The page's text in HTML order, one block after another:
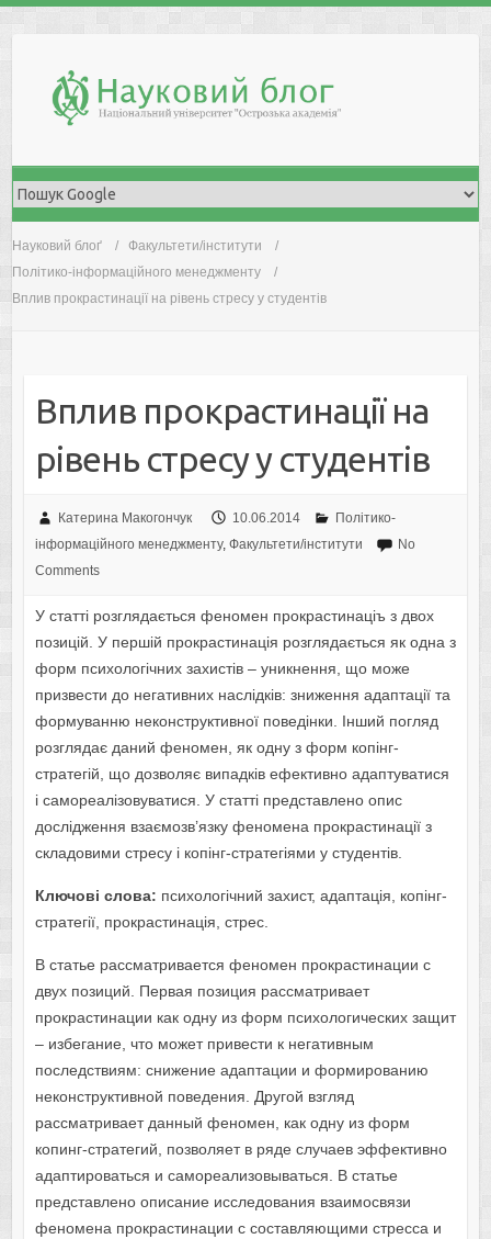
Науковий блоґ
Факультети/інститути
Політико-інформаційного менеджменту
Вплив прокрастинації на рівень стресу у студентів
Вплив прокрастинації на
рівень стресу у студентів
Катерина Макогончук 10.06.2014
Політико-
інформаційного менеджменту, Факультети/інститути
No
Comments
У статті розглядається феномен прокрастинаціъ з двох
позицій. У першій прокрастинація розглядається як одна з
форм психологічних захистів – уникнення, що може
призвести до негативних наслідків: зниження адаптації та
формуванню неконструктивної поведінки. Інший погляд
розглядає даний феномен, як одну з форм копінг-
стратегій, що дозволяє випадків ефективно адаптуватися
і самореалізовуватися. У статті представлено опис
дослідження взаємозв’язку феномена прокрастинації з
складовими стресу і копінг-стратегіями у студентів.
Ключові слова: психологічний захист, адаптація, копінг-
стратегії, прокрастинація, стрес.
В статье рассматривается феномен прокрастинации с
двух позиций. Первая позиция рассматривает
прокрастинации как одну из форм психологических защит
– избегание, что может привести к негативным
последствиям: снижение адаптации и формированию
неконструктивной поведения. Другой взгляд
рассматривает данный феномен, как одну из форм
копинг-стратегий, позволяет в ряде случаев эффективно
адаптироваться и самореализовываться. В статье
представлено описание исследования взаимосвязи
феномена прокрастинации с составляющими стресса и